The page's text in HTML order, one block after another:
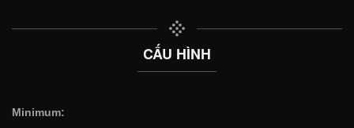
CẤU HÌNH
Minimum: